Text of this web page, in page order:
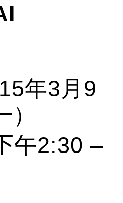
年3 月 9
）
午2:30 –